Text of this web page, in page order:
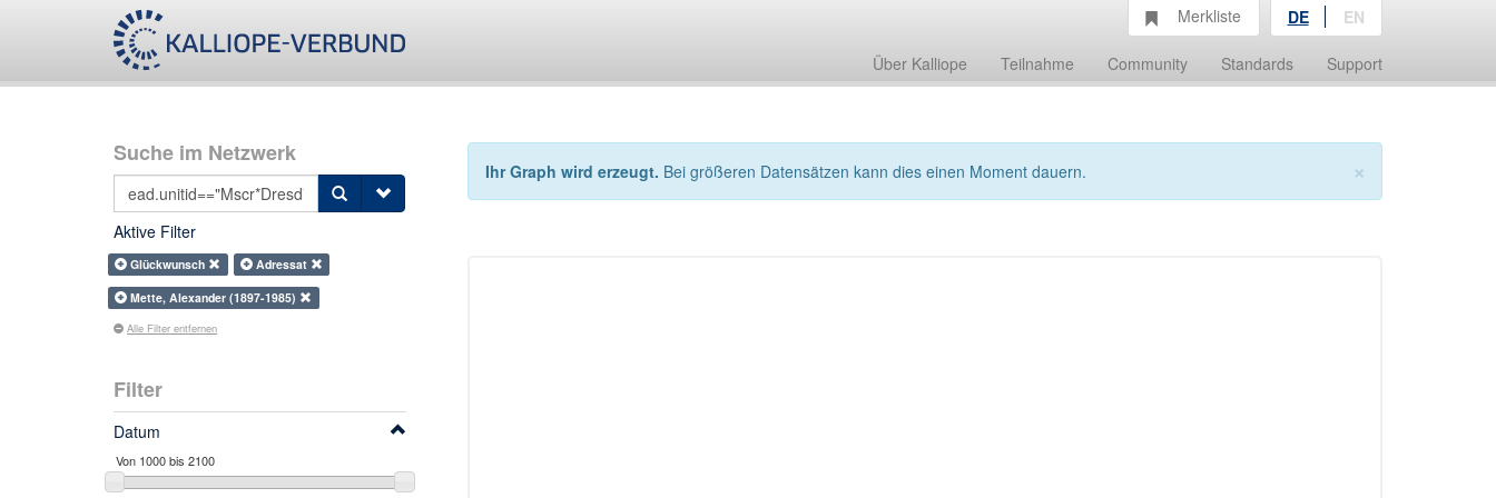
Über Kalliope Teilnahme Community Standards Support
Merkliste DE EN
Suche im Netzwerk
Aktive Filter
Glückwunsch
Adressat
Mette, Alexander (1897-1985)
Alle Filter entfernen
Filter
Datum
×
Ihr Graph wird erzeugt. Bei größeren Datensätzen kann dies einen Moment dauern.